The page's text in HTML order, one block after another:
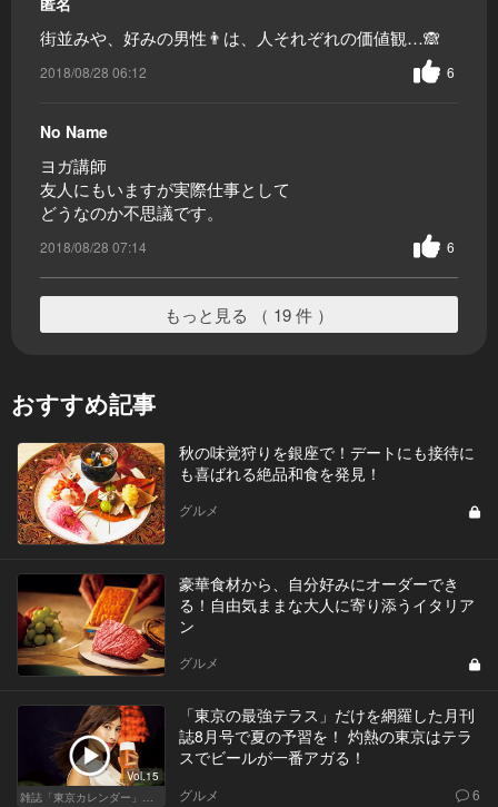
街並みや、好みの男性👨は、人それぞれの価値観…🙈
2018/08/28 06:12 6
No Name
ヨガ講師
友人にもいますが実際仕事として
どうなのか不思議です。
2018/08/28 07:14 6
もっと見る （ 19 件 ）
おすすめ記事
秋の味覚狩りを銀座で！デートにも接待に
も喜ばれる絶品和食を発見！
グルメ
豪華食材から、自分好みにオーダーでき
る！自由気ままな大人に寄り添うイタリア
ン
グルメ
Vol.15
雑誌「東京カレンダー」特集
「東京の最強テラス」だけを網羅した月刊
誌8月号で夏の予習を！ 灼熱の東京はテラ
スでビールが一番アガる！
グルメ 6